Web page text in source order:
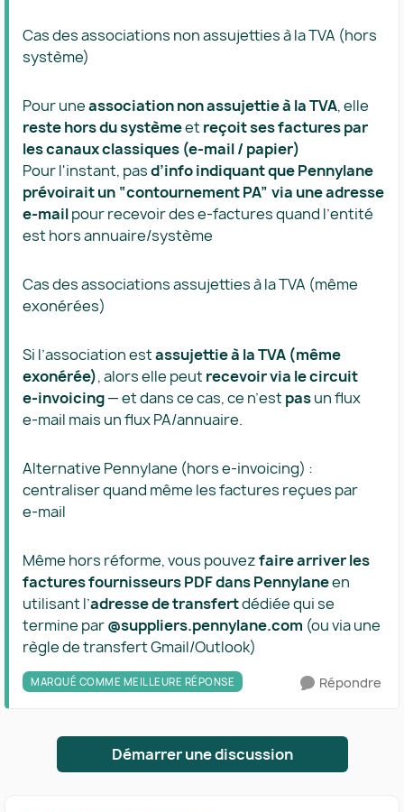
Cas des associations non assujetties à la TVA (hors
système)
Pour uneassociation non assujettie à la TVA, elle
reste hors du systèmeet reçoit ses factures par
les canaux classiques (e‑mail / papier)
Pour l'instant, pasd’info indiquant que Pennylane
prévoirait un “contournement PA” via une adresse
e‑mailpour recevoir des e‑factures quand l’entité
est hors annuaire/système
Cas des associations assujetties à la TVA (même
exonérées)
Si l’association estassujettie à la TVA (même
exonérée), alors elle peut recevoir via le circuit
e‑invoicing— et dans ce cas, ce n’est pasun flux
e‑mail mais un flux PA/annuaire.
Alternative Pennylane (hors e‑invoicing) :
centraliser quand même les factures reçues par
e‑mail
Même hors réforme, vous pouvezfaire arriver les
factures fournisseurs PDF dans Pennylaneen
utilisant l’adresse de transfertdédiée qui se
termine par@suppliers.pennylane.com (ou via une
règle de transfert Gmail/Outlook)
MARQUÉ COMME MEILLEURE RÉPONSE Répondre
Démarrer une discussion